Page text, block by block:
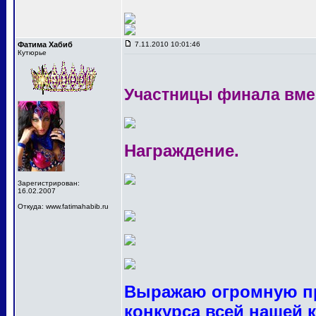
Фатима Хабиб
Кутюрье
Зарегистрирован:
16.02.2007
Откуда: www.fatimahabib.ru
7.11.2010 10:01:46
Участницы финала
Награждение.
Выражаю огромную
конкурса всей нашей